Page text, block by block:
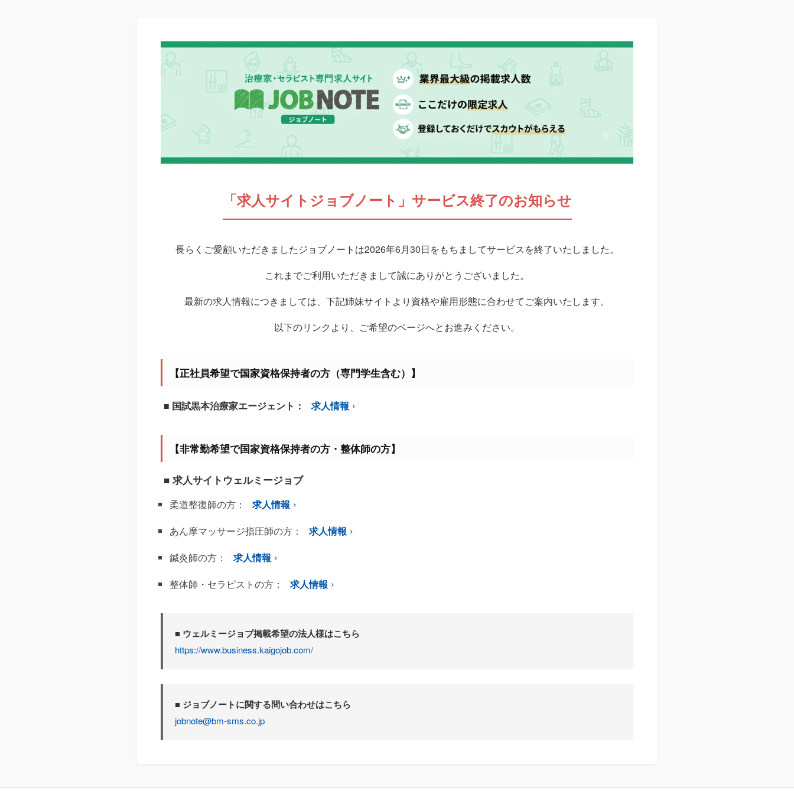
「求人サイトジョブノート」サービス終了のお知らせ
長らくご愛顧いただきましたジョブノートは2026年6月30日をもちましてサービスを終了いたしました。
これまでご利用いただきまして誠にありがとうございました。
最新の求人情報につきましては、下記姉妹サイトより資格や雇用形態に合わせてご案内いたします。
以下のリンクより、ご希望のページへとお進みください。
【正社員希望で国家資格保持者の方（専門学生含む）】
■ 国試黒本治療家エージェント： 求人情報
【非常勤希望で国家資格保持者の方・整体師の方】
■ 求人サイトウェルミージョブ
柔道整復師の方：
求人情報
あん摩マッサージ指圧師の方：
求人情報
鍼灸師の方：
求人情報
整体師・セラピストの方：
求人情報
■ ウェルミージョブ掲載希望の法人様はこちら
https://www.business.kaigojob.com/
■ ジョブノートに関する問い合わせはこちら
jobnote@bm-sms.co.jp